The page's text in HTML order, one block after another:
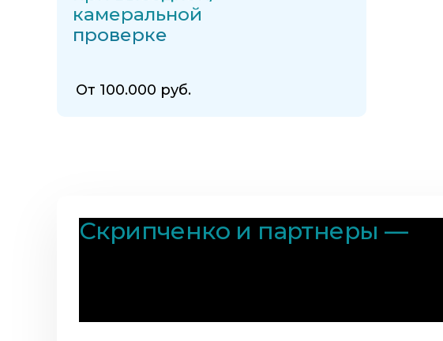
камеральной
проверке
От 100.000 руб.
Скрипченко и партнеры —